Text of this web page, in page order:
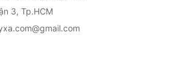
3, Tp.HCM